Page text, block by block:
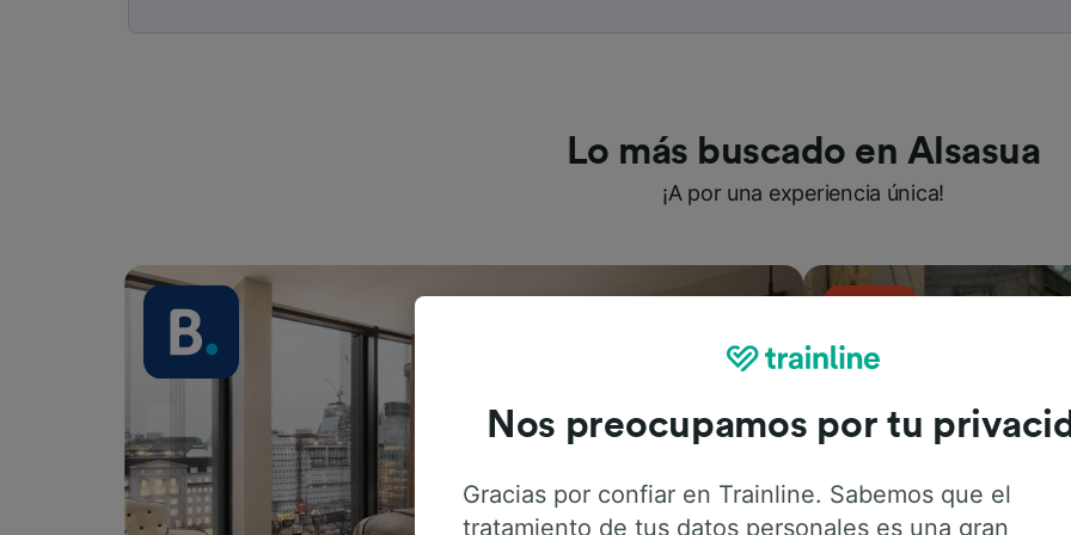
Lo más buscado en Alsasua
¡A por una experiencia única!
Nos preocupamos por tu
Gracias por confiar en Trainline. Sabemos que el
tratamiento de tus datos personales es una gran